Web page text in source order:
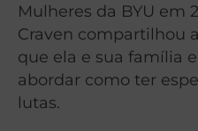
Mulheres da BYU em
Craven compartilhou
que ela e sua família
abordar como ter
lutas.